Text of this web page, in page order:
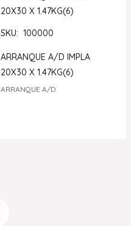
SKU: 100000
ARRANQUE A/D IMPLA
20X30 X 1.47KG(6)
ARRANQUE A/D